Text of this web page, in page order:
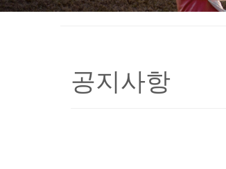
공지사항